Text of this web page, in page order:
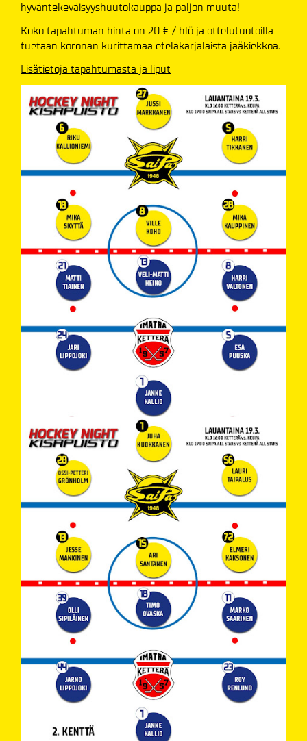
hyväntekeväisyyshuutokauppa ja paljon muuta!
Koko tapahtuman hinta on 20 € / hlö ja ottelutuotoilla
tuetaan koronan kurittamaa eteläkarjalaista jääkiekkoa.
Lisätietoja tapahtumasta ja liput